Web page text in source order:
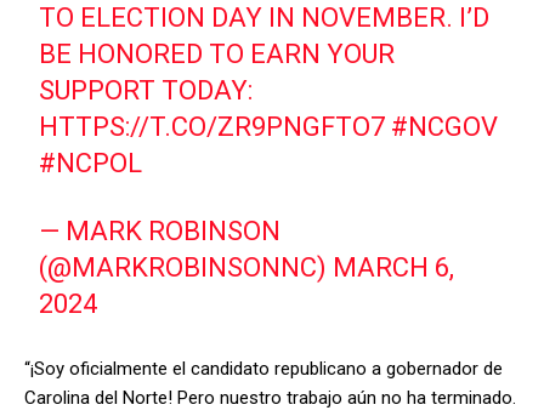
TO ELECTION DAY IN NOVEMBER. I’D
BE HONORED TO EARN YOUR
SUPPORT TODAY:
HTTPS://T.CO/ZR9PNGFTO7 #NCGOV
#NCPOL
— MARK ROBINSON
(@MARKROBINSONNC) MARCH 6,
2024
“¡Soy oficialmente el candidato republicano a gobernador de
Carolina del Norte! Pero nuestro trabajo aún no ha terminado.